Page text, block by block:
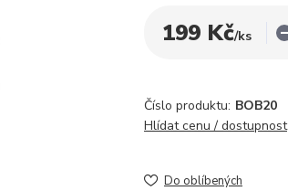
199 Kč/ks
Číslo produktu: BOB20
Hlídat cenu / dostupnost
Do oblíbených